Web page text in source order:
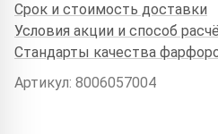
Срок и стоимость доставки
Условия акции и способ
Стандарты качества
Артикул: 8006057004